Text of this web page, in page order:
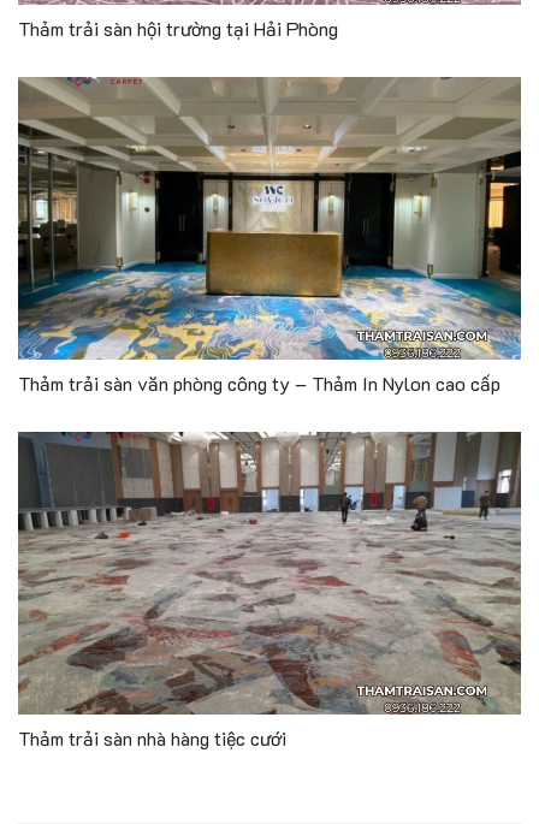
Thảm trải sàn hội trường tại Hải Phòng
Thảm trải sàn văn phòng công ty – Thảm In Nylon cao cấp
Thảm trải sàn nhà hàng tiệc cưới